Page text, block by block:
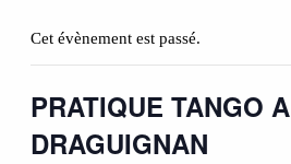
Cet évènement est passé.
PRATIQUE TANGO A
DRAGUIGNAN